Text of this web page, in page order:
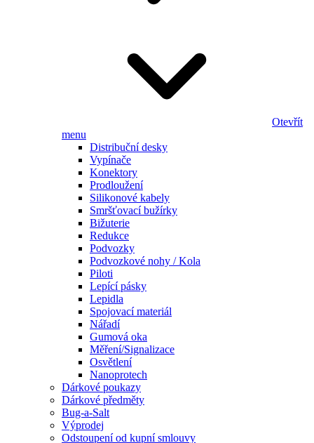
Otevřít
menu
Distribuční desky
Vypínače
Konektory
Prodloužení
Silikonové kabely
Smršťovací bužírky
Bižuterie
Redukce
Podvozky
Podvozkové nohy / Kola
Piloti
Lepící pásky
Lepidla
Spojovací materiál
Nářadí
Gumová oka
Měření/Signalizace
Osvětlení
Nanoprotech
Dárkové poukazy
Dárkové předměty
Bug-a-Salt
Výprodej
Odstoupení od kupní smlouvy